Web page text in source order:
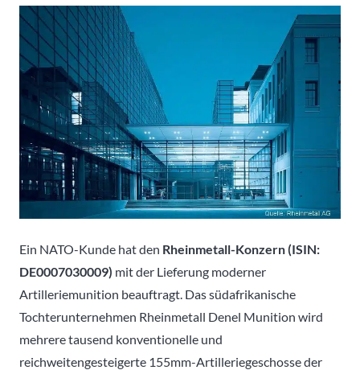
Ein NATO-Kunde hat den Rheinmetall-Konzern(ISIN:
DE0007030009) mit der Lieferung moderner
Artilleriemunition beauftragt. Das südafrikanische
Tochterunternehmen Rheinmetall Denel Munition wird
mehrere tausend konventionelle und
reichweitengesteigerte 155mm-Artilleriegeschosse der